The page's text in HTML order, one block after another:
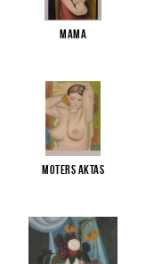
Mama
Moters aktas